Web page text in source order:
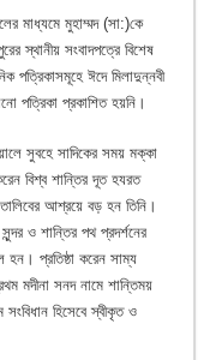
মাধ্যমে মুহাম্মদ (সা:)কে
স্থানীয় সংবাদপত্রে বিশেষ
পত্রিকাসমূহে ঈদে মিলাদুন্নবী
পত্রিকা প্রকাশিত হয়নি।
সুবহে সাদিকের সময় মক্কা
বিশ্ব শান্তির দূত হযরত
আশ্রয়ে বড় হন তিনি।
ও শান্তির পথ প্রদর্শনের
প্রতিষ্ঠা করেন সাম্য
মদীনা সনদ নামে শান্তিময়
হিসেবে স্বীকৃত ও